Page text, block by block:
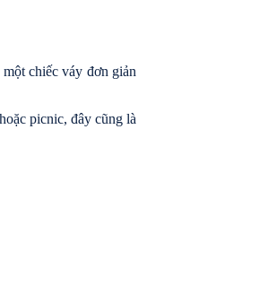
chiếc váy đơn giản
picnic, đây cũng là